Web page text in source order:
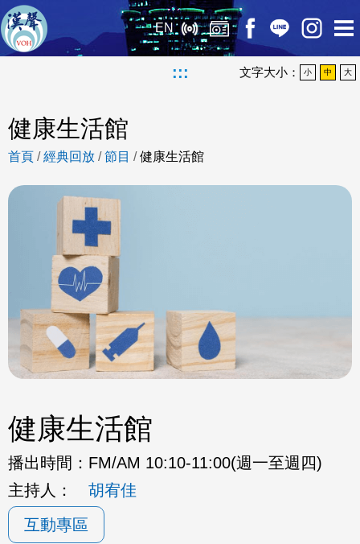
EN
::: 文字大小： 小 中 大
健康生活館
首頁 /經典回放 /節目 /健康生活館
健康生活館
播出時間： FM/AM 10:10-11:00(週一至週四)
主持人：
胡宥佳
互動專區